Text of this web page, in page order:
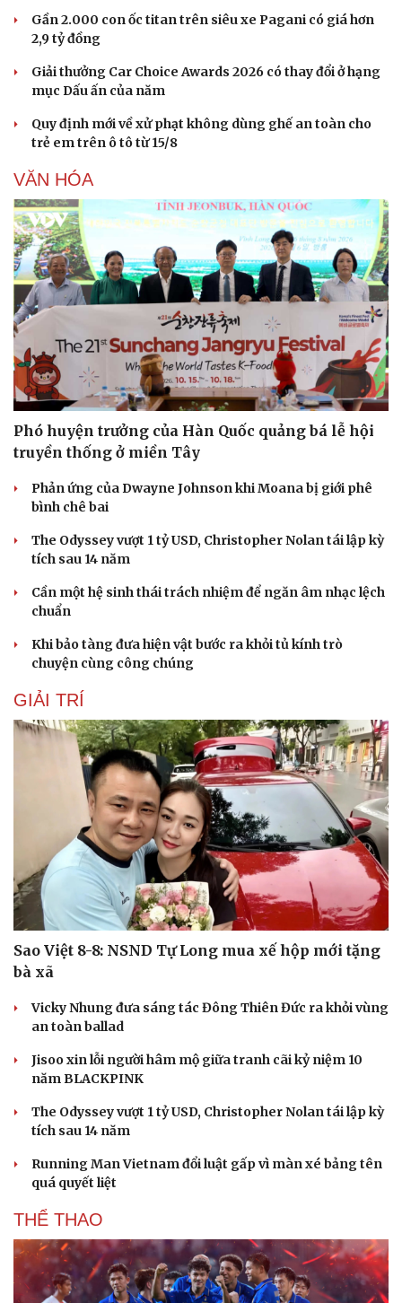
Tư vấn
Săn Tour
check-in
Câu chuyện thời sự
Cửa sổ tình yêu
Gần 2.000 con ốc titan trên siêu xe Pagani có giá hơn
2,9 tỷ đồng
Giải thưởng Car Choice Awards 2026 có thay đổi ở hạng
mục Dấu ấn của năm
Quy định mới về xử phạt không dùng ghế an toàn cho
trẻ em trên ô tô từ 15/8
VĂN HÓA
Phó huyện trưởng của Hàn Quốc quảng bá lễ hội
truyền thống ở miền Tây
Phản ứng của Dwayne Johnson khi Moana bị giới phê
bình chê bai
The Odyssey vượt 1 tỷ USD, Christopher Nolan tái lập kỳ
tích sau 14 năm
Cần một hệ sinh thái trách nhiệm để ngăn âm nhạc lệch
chuẩn
Khi bảo tàng đưa hiện vật bước ra khỏi tủ kính trò
chuyện cùng công chúng
GIẢI TRÍ
Sao Việt 8-8: NSND Tự Long mua xế hộp mới tặng
bà xã
Vicky Nhung đưa sáng tác Đông Thiên Đức ra khỏi vùng
an toàn ballad
Jisoo xin lỗi người hâm mộ giữa tranh cãi kỷ niệm 10
năm BLACKPINK
The Odyssey vượt 1 tỷ USD, Christopher Nolan tái lập kỳ
tích sau 14 năm
Running Man Vietnam đổi luật gấp vì màn xé bảng tên
quá quyết liệt
THỂ THAO